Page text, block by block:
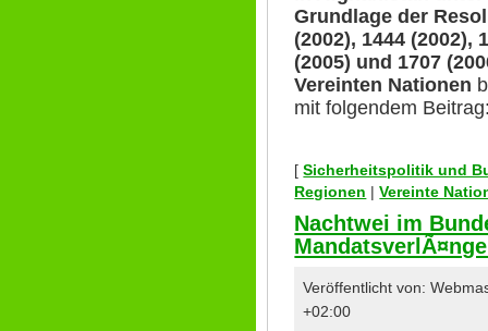
Grundlage der
(2002), 1444 (2002),
(2005) und 1707
Vereinten Nationen
mit folgendem
[Sicherheitspolitik und
Regionen |Vereinte
Nachtwei im
Veröffentlicht von:
+02:00